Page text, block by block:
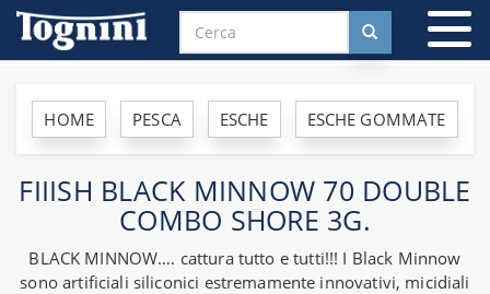
HOME PESCA ESCHE ESCHE GOMMATE
FIIISH BLACK MINNOW 70 DOUBLE
COMBO SHORE 3G.
BLACK MINNOW…. cattura tutto e tutti!!! I Black Minnow
sono artificiali siliconici estremamente innovativi, micidiali